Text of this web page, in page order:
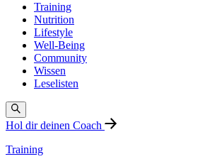
Training
Nutrition
Lifestyle
Well-Being
Community
Wissen
Leselisten
Hol dir deinen Coach
Training